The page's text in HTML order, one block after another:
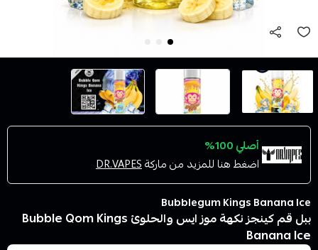
أصلي 100%
اضغط هنا للمزيد من ماركةDR.VAPES
Bubblegum Kings Banana Ice
ببل قم كينجز نكهة موز ايس والحلوئ Bubble Qom Kings
Banana Ice